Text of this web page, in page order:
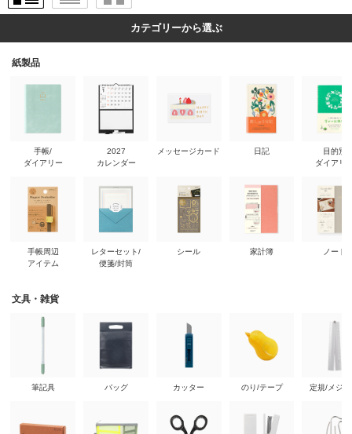
カテゴリーから選ぶ
紙製品
手帳/
ダイアリー
手帳周辺
アイテム
2027
カレンダー
レターセット/
便箋/封筒
メッセージカード
シール
日記
家計簿
目的別
ダイアリ
ノート
文具・雑貨
筆記具 バッグ カッター のり/テープ 定規/メジ